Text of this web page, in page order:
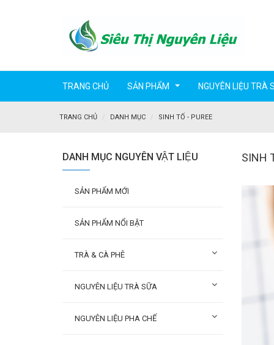
TRANG CHỦ SẢN PHẨM NGUYÊN LIỆU TRÀ
TRANG CHỦ DANH MỤC SINH TỐ - PUREE
DANH MỤC NGUYÊN VẬT LIỆU
SẢN PHẨM MỚI
SẢN PHẨM NỔI BẬT
TRÀ & CÀ PHÊ
NGUYÊN LIỆU TRÀ SỮA
NGUYÊN LIỆU PHA CHẾ
SINH